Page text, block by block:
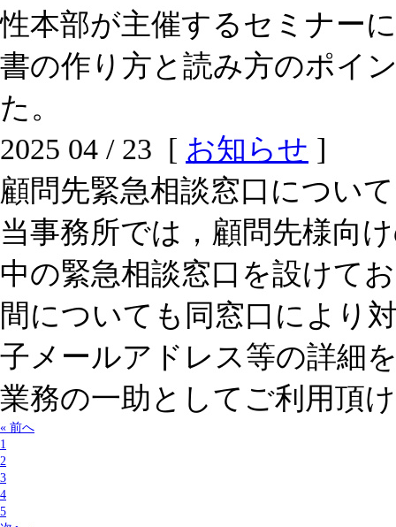
性本部が主催するセミナー
書の作り方と読み方のポイ
た。
2025 04 / 23 [ お知らせ ]
顧問先緊急相談窓口について
当事務所では，顧問先様向
中の緊急相談窓口を設けて
間についても同窓口により
子メールアドレス等の詳細
業務の一助としてご利用頂
« 前へ
1
2
3
4
5